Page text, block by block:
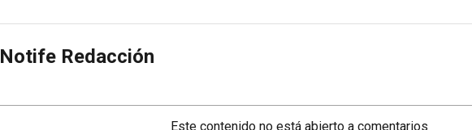
Notife Redacción
Este contenido no está abierto a comentarios